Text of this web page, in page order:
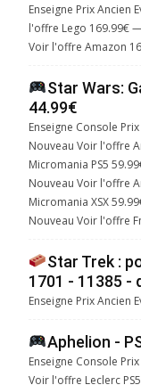
Enseigne Prix Ancien
l'offre Lego 169.99€
Voir l'offre Amazon
Star Wars:
44.99€
Enseigne Console
Nouveau Voir l'offre
Micromania PS5
Nouveau Voir l'offre
Micromania XSX
Nouveau Voir l'offre
Star Trek :
1701 - 11385 -
Enseigne Prix Ancien
Aphelion -
Enseigne Console
Voir l'offre Leclerc